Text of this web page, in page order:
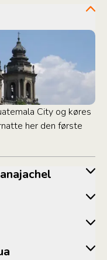
City og køres
her den første